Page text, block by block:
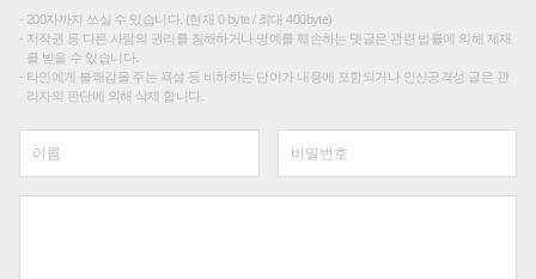
200자까지 쓰실 수 있습니다. (현재 0 byte / 최대 400byte)
저작권 등 다른 사람의 권리를 침해하거나 명예를 훼손하는 댓글은 관련 법률에 의해 제재
를 받을 수 있습니다.
타인에게 불쾌감을 주는 욕설 등 비하하는 단어가 내용에 포함되거나 인신공격성 글은 관
리자의 판단에 의해 삭제 합니다.